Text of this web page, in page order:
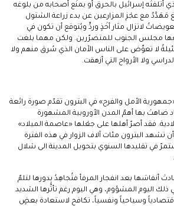
أتلفتْه إسرائيل بالحرق أو بمنْع أصحابه من بلوغه
مع عجْزِ المزارعين عن بدء زراعة الشتول
لاتزال مثار أخْذٍ وردٍّ ويُتوقع أن تكون في
يدفعها مجلس الجنوب للمتضرّرين. ولكن مهما بلغت
لا تعوِّض على الناس الأمان الذي سُرق منهم ولا
ولا الأرواح التي أزهقت.
الأمل والفرح» في البترون تقدّم صورة رائعة
ضاهتْ بها أهمّ المدن الأوروبية المشهورة
فقد أصرّ أهلها على جعْلها «عاصمة الميلاد»
ويتوقع أن تشهد البترون مئات آلاف الزوار في هذه الفترة
في تقليدها السنوي بتحويل المدينة الى شلال
أنفاسَها بعد انفجار المرفأ فتُجاهِدُ بدورها لتلمّ
ذلك اليوم المشؤوم، وهي اليوم رغم تأثُّرها الشديد
اقتصادياً وسياحياً ونفسياً، تكافح لاستعادة بعضٍ